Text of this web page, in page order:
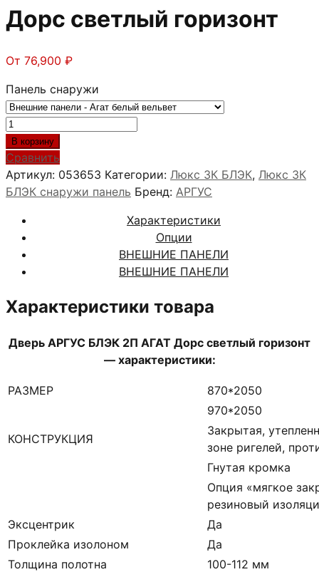
Дорс светлый горизонт
От 76,900 ₽
Панель снаружи
Количество
товара
АРГУС
БЛЭК
2П
Дорс
светлый
горизонт
В корзину
Сравнить
Артикул: 053653 Категории: Люкс 3К БЛЭК, Люкс 3К
БЛЭК снаружи панель Бренд: АРГУС
Характеристики
Опции
ВНЕШНИЕ ПАНЕЛИ
ВНЕШНИЕ ПАНЕЛИ
Характеристики товара
Дверь АРГУС БЛЭК 2П АГАТ Дорс светлый горизонт
— характеристики:
РАЗМЕР
870*2050
970*2050
КОНСТРУКЦИЯ
Закрытая,
зоне ригелей,
Гнутая кромка
Опция «мягкое
резиновый
Эксцентрик
Да
Проклейка изолоном
Да
Толщина полотна
100-112 мм